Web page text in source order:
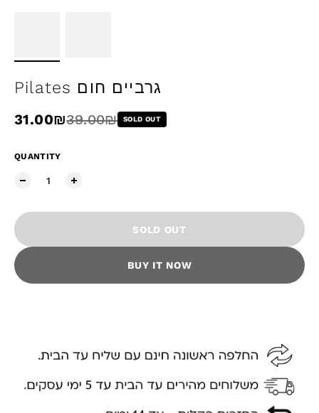
Pilates גרביים חום
Sale price
31.00₪
Regular price
39.00₪ SOLD OUT
QUANTITY
SOLD OUT
BUY IT NOW